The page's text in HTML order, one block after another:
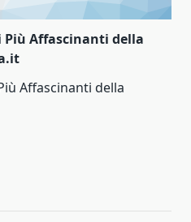
Più Affascinanti della
Affascinanti della